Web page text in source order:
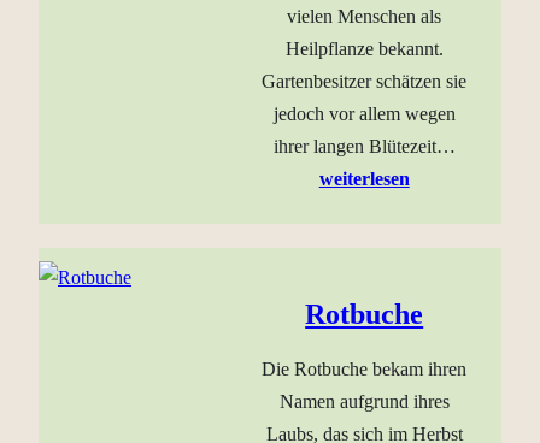
vielen Menschen als
Heilpflanze bekannt.
Gartenbesitzer schätzen sie
jedoch vor allem wegen
ihrer langen Blütezeit…
weiterlesen
Rotbuche
Die Rotbuche bekam ihren
Namen aufgrund ihres
Laubs, das sich im Herbst